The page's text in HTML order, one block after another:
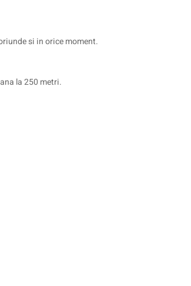
si in orice moment.
la 250 metri.